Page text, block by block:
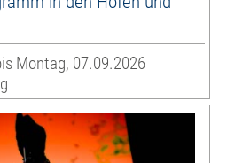
Montag, 07.09.2026